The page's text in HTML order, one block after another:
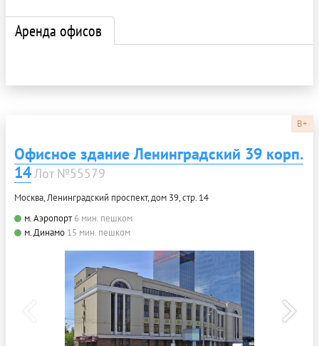
Аренда офисов
B+
Офисное здание Ленинградский 39 корп.
14Лот №55579
Москва, Ленинградский проспект, дом 39, стр. 14
м. Аэропорт 6 мин. пешком
м. Динамо 15 мин. пешком